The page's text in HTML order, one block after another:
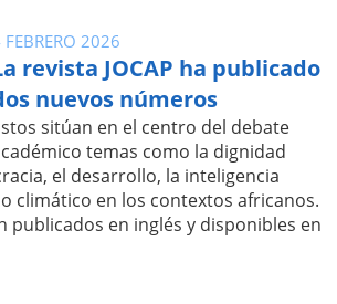
FEBRERO 2026
revista JOCAP ha publicado
nuevos números
sitúan en el centro del debate
temas como la dignidad
el desarrollo, la inteligencia
climático en los contextos africanos.
publicados en inglés y disponibles en